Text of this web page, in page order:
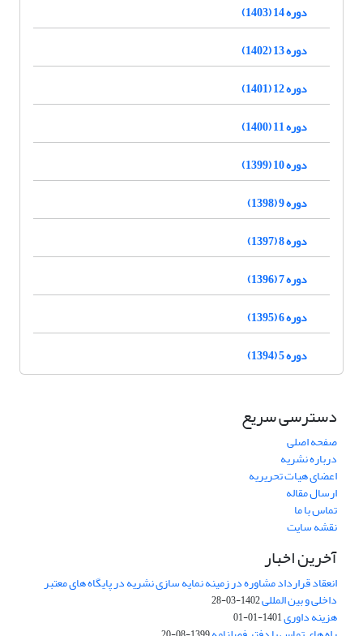
دوره 14 (1403)
دوره 13 (1402)
دوره 12 (1401)
دوره 11 (1400)
دوره 10 (1399)
دوره 9 (1398)
دوره 8 (1397)
دوره 7 (1396)
دوره 6 (1395)
دوره 5 (1394)
دسترسی سریع
صفحه اصلی
درباره نشریه
اعضای هیات تحریریه
ارسال مقاله
تماس با ما
نقشه سایت
آخرین اخبار
انعقاد قرارداد مشاوره در زمینه نمایه سازی نشریه در پایگاه های معتبر
داخلی و بین المللی1402-03-28
هزینه داوری1401-01-01